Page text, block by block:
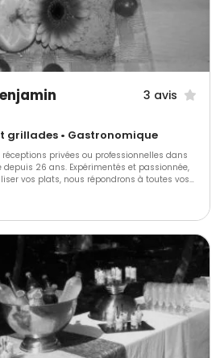
3 avis
grillades • Gastronomique
privées ou professionnelles dans
26 ans. Expérimentés et passionnée,
vos plats, nous répondrons à toutes vos
utilisons des produits de qualité et
à vos envies.